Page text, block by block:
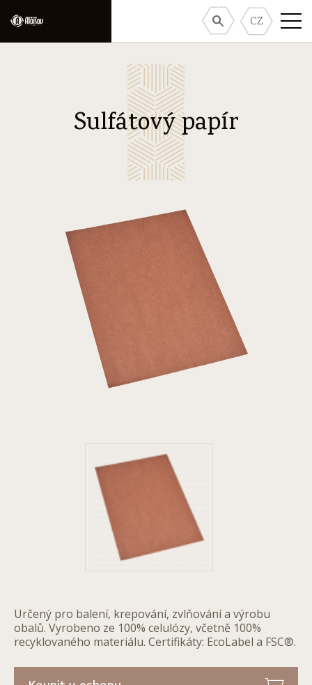
CZ
Sulfátový papír
Určený pro balení, krepování, zvlňování a výrobu
obalů. Vyrobeno ze 100% celulózy, včetně 100%
recyklovaného materiálu. Certifikáty: EcoLabel a FSC®.